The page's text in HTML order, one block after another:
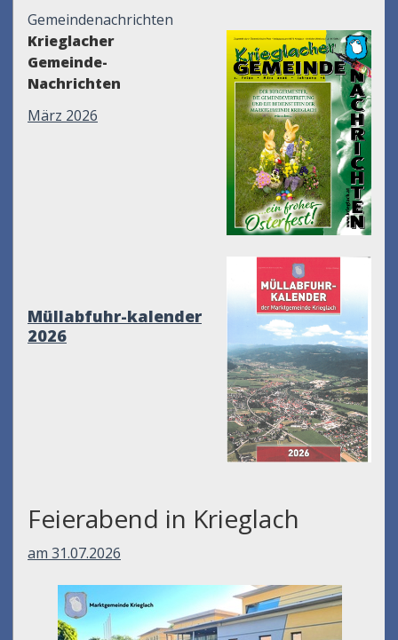
Gemeindenachrichten
Krieglacher
Gemeinde-
Nachrichten
März 2026
Müllabfuhr-kalender
2026
Feierabend in Krieglach
am 31.07.2026